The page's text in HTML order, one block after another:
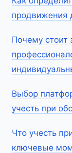
продвижения
Почему стоит
Выбор
учесть при
Что учесть
ключевые